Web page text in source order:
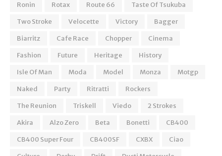
Ronin
Rotax Route 66
Taste Of Tsukuba
Two Stroke
Velocette Victory
Bagger
Biarritz
Cafe Race Chopper
Cinema
Fashion
Future Heritage
History
Isle Of Man
Moda Model Monza
Motgp
Naked
Party Ritratti
Rockers
The Reunion
Triskell Viedo
2 Strokes
Akira
Alzo Zero Beta Bonetti
CB400
CB400 Super Four
CB400SF CXBX
Ciao